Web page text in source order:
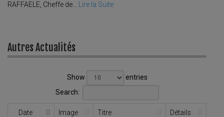
RAFFAELE, Cheffe de...
Lire la Suite
Autres Actualités
Show
entries
Search:
Date Image Titre Détails